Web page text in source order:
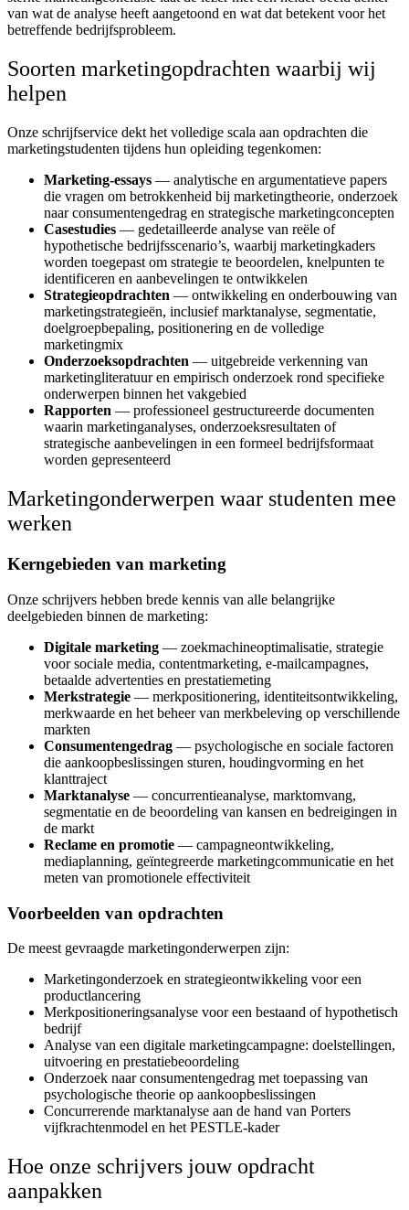
van wat de analyse heeft aangetoond en wat dat betekent voor het
betreffende bedrijfsprobleem.
Soorten marketingopdrachten waarbij wij
helpen
Onze schrijfservice dekt het volledige scala aan opdrachten die
marketingstudenten tijdens hun opleiding tegenkomen:
Marketing-essays — analytische en argumentatieve papers
die vragen om betrokkenheid bij marketingtheorie, onderzoek
naar consumentengedrag en strategische marketingconcepten
Casestudies — gedetailleerde analyse van reële of
hypothetische bedrijfsscenario’s, waarbij marketingkaders
worden toegepast om strategie te beoordelen, knelpunten te
identificeren en aanbevelingen te ontwikkelen
Strategieopdrachten — ontwikkeling en onderbouwing van
marketingstrategieën, inclusief marktanalyse, segmentatie,
doelgroepbepaling, positionering en de volledige
marketingmix
Onderzoeksopdrachten — uitgebreide verkenning van
marketingliteratuur en empirisch onderzoek rond specifieke
onderwerpen binnen het vakgebied
Rapporten — professioneel gestructureerde documenten
waarin marketinganalyses, onderzoeksresultaten of
strategische aanbevelingen in een formeel bedrijfsformaat
worden gepresenteerd
Marketingonderwerpen waar studenten mee
werken
Kerngebieden van marketing
Onze schrijvers hebben brede kennis van alle belangrijke
deelgebieden binnen de marketing:
Digitale marketing — zoekmachineoptimalisatie, strategie
voor sociale media, contentmarketing, e-mailcampagnes,
betaalde advertenties en prestatiemeting
Merkstrategie — merkpositionering, identiteitsontwikkeling,
merkwaarde en het beheer van merkbeleving op verschillende
markten
Consumentengedrag — psychologische en sociale factoren
die aankoopbeslissingen sturen, houdingvorming en het
klanttraject
Marktanalyse — concurrentieanalyse, marktomvang,
segmentatie en de beoordeling van kansen en bedreigingen in
de markt
Reclame en promotie — campagneontwikkeling,
mediaplanning, geïntegreerde marketingcommunicatie en het
meten van promotionele effectiviteit
Voorbeelden van opdrachten
De meest gevraagde marketingonderwerpen zijn:
Marketingonderzoek en strategieontwikkeling voor een
productlancering
Merkpositioneringsanalyse voor een bestaand of hypothetisch
bedrijf
Analyse van een digitale marketingcampagne: doelstellingen,
uitvoering en prestatiebeoordeling
Onderzoek naar consumentengedrag met toepassing van
psychologische theorie op aankoopbeslissingen
Concurrerende marktanalyse aan de hand van Porters
vijfkrachtenmodel en het PESTLE-kader
Hoe onze schrijvers jouw opdracht
aanpakken